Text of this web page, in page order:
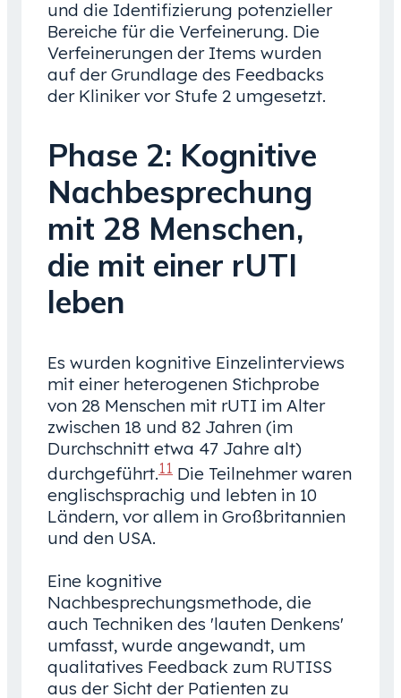
und die Identifizierung potenzieller
Bereiche für die Verfeinerung. Die
Verfeinerungen der Items wurden
auf der Grundlage des Feedbacks
der Kliniker vor Stufe 2 umgesetzt.
Phase 2: Kognitive
Nachbesprechung
mit 28 Menschen,
die mit einer rUTI
leben
Es wurden kognitive Einzelinterviews
mit einer heterogenen Stichprobe
von 28 Menschen mit rUTI im Alter
zwischen 18 und 82 Jahren (im
Durchschnitt etwa 47 Jahre alt)
durchgeführt.11 Die Teilnehmer waren
englischsprachig und lebten in 10
Ländern, vor allem in Großbritannien
und den USA.
Eine kognitive
Nachbesprechungsmethode, die
auch Techniken des 'lauten Denkens'
umfasst, wurde angewandt, um
qualitatives Feedback zum RUTISS
aus der Sicht der Patienten zu